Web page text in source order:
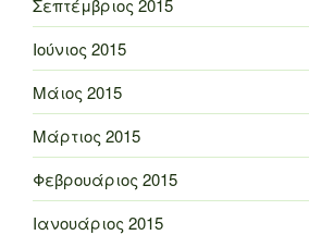
Σεπτέμβριος 2015
Ιούνιος 2015
Μάιος 2015
Μάρτιος 2015
Φεβρουάριος 2015
Ιανουάριος 2015